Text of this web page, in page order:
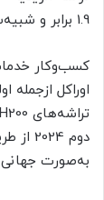
1.9 برابر و شبیه‌سازی‌های HPC را 2 برابر افزایش دهد
کسب‌وکار
اوراکل
دوم
به‌صورت